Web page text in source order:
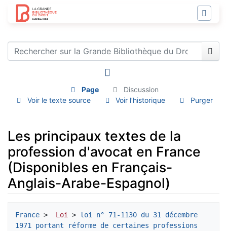
Page
Discussion
Voir le texte source
Voir l’historique Purger
Les principaux textes de la
profession d'avocat en France
(Disponibles en Français-
Anglais-Arabe-Espagnol)
France > Loi > loi n° 71-1130 du 31 décembre
1971 portant réforme de certaines professions